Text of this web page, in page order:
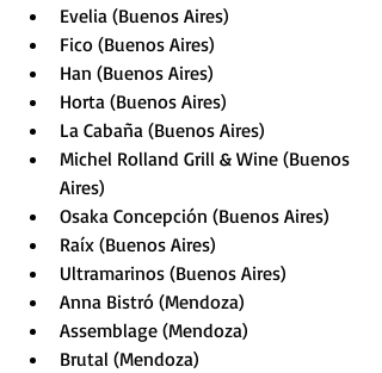
Evelia (Buenos Aires)
Fico (Buenos Aires)
Han (Buenos Aires)
Horta (Buenos Aires)
La Cabaña (Buenos Aires)
Michel Rolland Grill & Wine (Buenos
Aires)
Osaka Concepción (Buenos Aires)
Raíx (Buenos Aires)
Ultramarinos (Buenos Aires)
Anna Bistró (Mendoza)
Assemblage (Mendoza)
Brutal (Mendoza)